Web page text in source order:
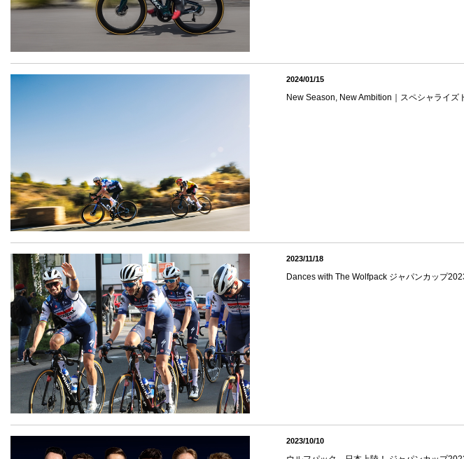
2024/01/15
New Season, New Ambition｜スペシャライ
2023/11/18
Dances with The Wolfpack ジャパンカップ
2023/10/10